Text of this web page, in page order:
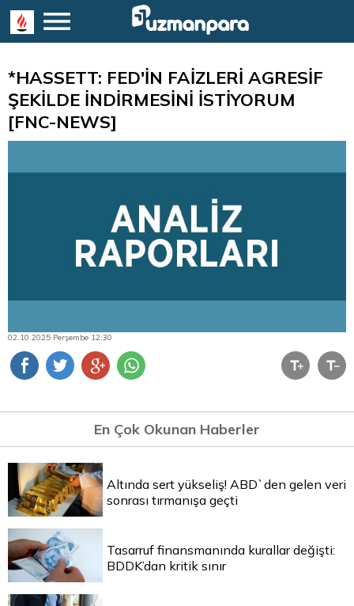
*HASSETT: FED'İN FAİZLERİ AGRESİF
ŞEKİLDE İNDİRMESİNİ İSTİYORUM
[FNC-NEWS]
02.10.2025 Perşembe 12:30
En Çok Okunan Haberler
Altında sert yükseliş! ABD`den gelen veri
sonrası tırmanışa geçti
Tasarruf finansmanında kurallar değişti:
BDDK’dan kritik sınır